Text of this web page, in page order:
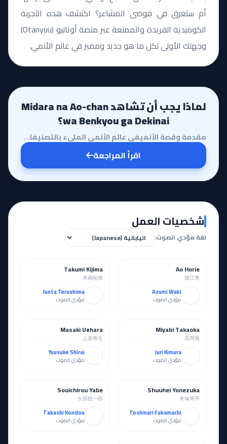
أم ستغرق في فوضى المشاعر؟ اكتشف هذه التجربة
الكوميدية الفريدة والممتعة عبر منصة أوتانيو (Otanyuu)
وجهتك الأولى لكل ما هو جديد ومميز في عالم الأنمي.
لماذا يجب أن تشاهد Midara na Ao-chan
wa Benkyou ga Dekinai؟
مقدمة وقصة الأنميفي عالم الأنمي المليء بالتصنيفات المتنوعة، يبرز أنمي 'Midara na Ao-chan wa Benkyou ...
اقرأ المراجعة
شخصيات العمل
لغة مؤدي الصوت:
رئيسي
Ao Horie
堀江青
Azumi Waki
مؤدي الصوت
رئيسي
Takumi Kijima
木嶋拓海
Junta Terashima
مؤدي الصوت
مساند
Miyabi Takaoka
高岡雅
Juri Kimura
مؤدي الصوت
مساند
Masaki Uehara
上原将生
Yuusuke Shirai
مؤدي الصوت
مساند
Shuuhei Yonezuka
米塚周平
Toshinari Fukamachi
مؤدي الصوت
مساند
Souichirou Yabe
矢部総一郎
Takashi Kondou
مؤدي الصوت